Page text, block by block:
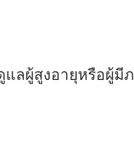
ลผู้สูงอายุหรือผู้มี